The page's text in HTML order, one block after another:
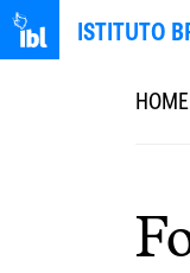
ISTITUTO
HOME